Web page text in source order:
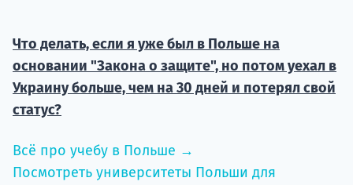
Что делать, если я уже был в Польше на
основании "Закона о защите", но потом уехал в
Украину больше, чем на 30 дней и потерял свой
статус?
Всё про учебу в Польше →
Посмотреть университеты Польши для